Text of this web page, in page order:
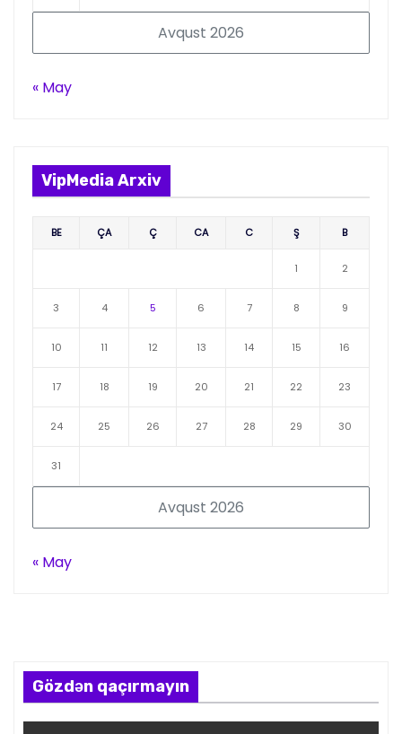
Avqust 2026
« May
VipMedia Arxiv
Avqust 2026
BE ÇA Ç CA C Ş B
1 2
3 4 5 6 7 8 9
10 11 12 13 14 15 16
17 18 19 20 21 22 23
24 25 26 27 28 29 30
31
« May
Gözdən qaçırmayın